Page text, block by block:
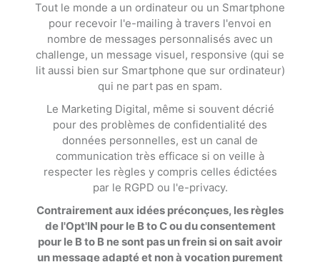
Tout le monde a un ordinateur ou un Smartphone
pour recevoir l'e-mailing à travers l'envoi en
nombre de messages personnalisés avec un
challenge, un message visuel, responsive (qui se
lit aussi bien sur Smartphone que sur ordinateur)
qui ne part pas en spam.
Le Marketing Digital, même si souvent décrié
pour des problèmes de confidentialité des
données personnelles, est un canal de
communication très efficace si on veille à
respecter les règles y compris celles édictées
par le RGPD ou l'e-privacy.
Contrairement aux idées préconçues, les règles
de l'Opt'IN pour le B to C ou du consentement
pour le B to B ne sont pas un frein si on sait avoir
un message adapté et non à vocation purement